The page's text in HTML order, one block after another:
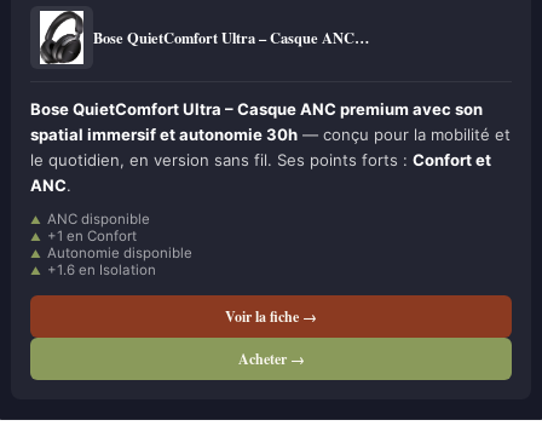
Bose QuietComfort Ultra – Casque ANC…
Bose QuietComfort Ultra – Casque ANC premium avec son
spatial immersif et autonomie 30h — conçu pour la mobilité et
le quotidien, en version sans fil. Ses points forts : Confort et
ANC.
ANC disponible
+1 en Confort
Autonomie disponible
+1.6 en Isolation
Voir la fiche →
Acheter →